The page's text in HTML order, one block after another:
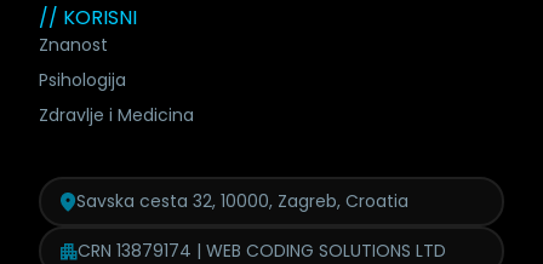
// KORISNI
Znanost
Psihologija
Zdravlje i Medicina
Savska cesta 32, 10000, Zagreb, Croatia
CRN 13879174 | WEB CODING SOLUTIONS LTD